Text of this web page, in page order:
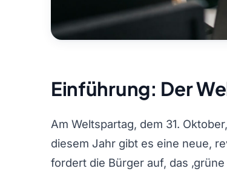
Einführung: Der
Am Weltspartag, dem 31.
diesem Jahr gibt es eine neue,
fordert die Bürger auf, das